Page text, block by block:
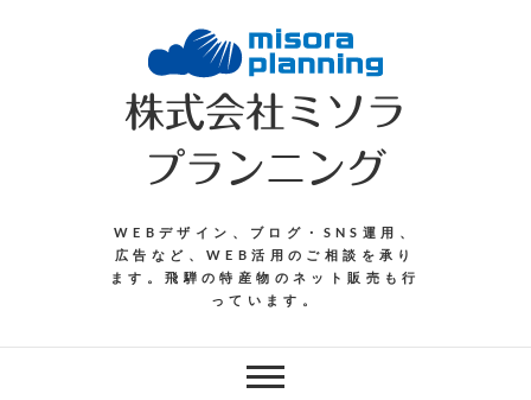
株式会社ミソラ
プランニング
WEBデザイン、ブログ・SNS運用、
広告など、WEB活用のご相談を承り
ます。飛騨の特産物のネット販売も行
っています。